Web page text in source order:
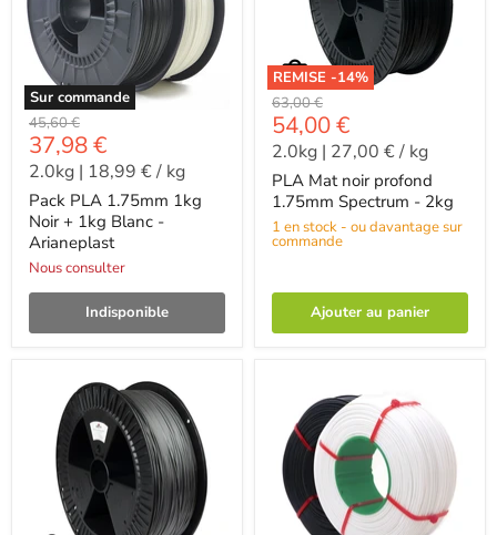
Sur commande
-
45,60 €
-
37,98 €
2.0kg | 18,99 €/ kg
Pack PLA 1.75mm 1kg
Noir + 1kg Blanc -
Arianeplast
Nous consulter
Indisponible
REMISE -14%
-
63,00 €
-
54,00 €
2.0kg | 27,00 €/ kg
PLA Mat noir profond
1.75mm Spectrum - 2kg
1 en stock - ou davantage sur
commande
Ajouter au panier